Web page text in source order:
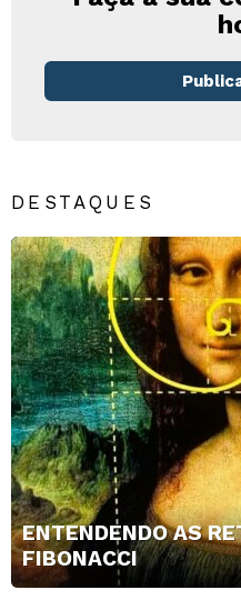
DESTAQUES
ENTENDENDO AS
FIBONACCI